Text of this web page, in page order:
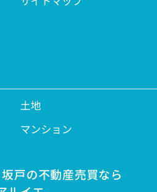
土地
マンション
戸の不動産売買なら